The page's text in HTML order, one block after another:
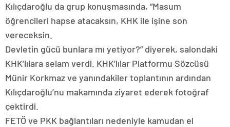
Kılıçdaroğlu da grup konuşmasında, “Masum
öğrencileri hapse atacaksın, KHK ile işine son
vereceksin.
Devletin gücü bunlara mı yetiyor?” diyerek, salondaki
KHK’lılara selam verdi. KHK’lılar Platformu Sözcüsü
Münir Korkmaz ve yanındakiler toplantının ardından
Kılıçdaroğlu’nu makamında ziyaret ederek fotoğraf
çektirdi.
FETÖ ve PKK bağlantıları nedeniyle kamudan el